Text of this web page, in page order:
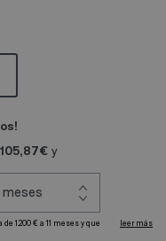
es: